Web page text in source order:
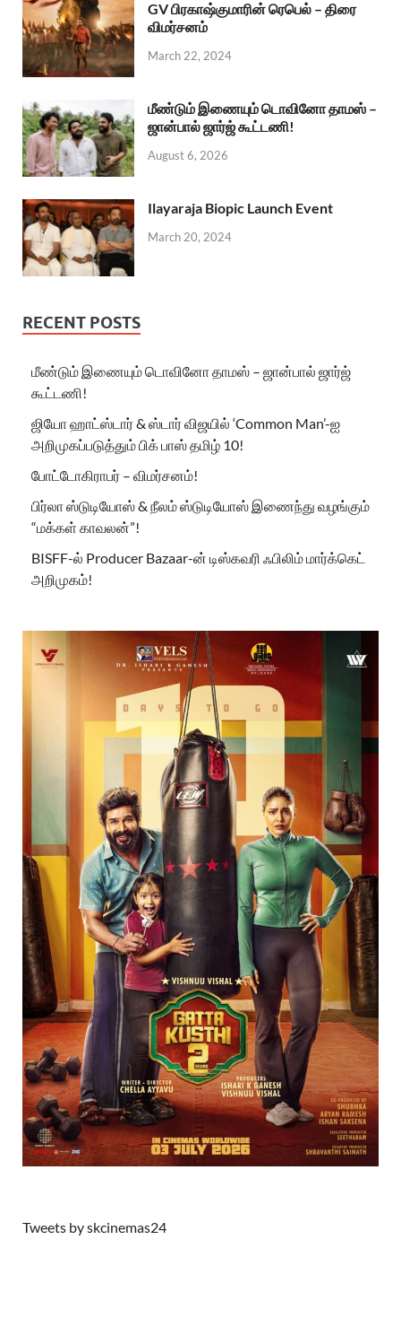
GV பிரகாஷ்குமாரின் ரெபெல் – திரை
விமர்சனம்
March 22, 2024
மீண்டும் இணையும் டொவினோ தாமஸ் –
ஜான்பால் ஜார்ஜ் கூட்டணி!
August 6, 2026
Ilayaraja Biopic Launch Event
March 20, 2024
RECENT POSTS
மீண்டும் இணையும் டொவினோ தாமஸ் – ஜான்பால் ஜார்ஜ்
கூட்டணி!
ஜியோ ஹாட்ஸ்டார் & ஸ்டார் விஜயில் ‘Common Man’-ஐ
அறிமுகப்படுத்தும் பிக் பாஸ் தமிழ் 10!
போட்டோகிராபர் – விமர்சனம்!
பிர்லா ஸ்டுடியோஸ் & நீலம் ஸ்டுடியோஸ் இணைந்து வழங்கும்
“மக்கள் காவலன்”!
BISFF-ல் Producer Bazaar-ன் டிஸ்கவரி ஃபிலிம் மார்க்கெட்
அறிமுகம்!
Tweets by skcinemas24